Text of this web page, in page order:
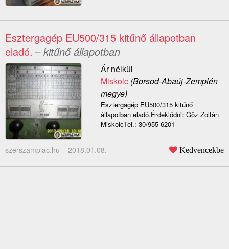
Esztergagép EU500/315 kitűnő állapotban
eladó. – kitűnő állapotban
Ár nélkül
Miskolc(Borsod-Abaúj-Zemplén
megye)
Esztergagép EU500/315 kitűnő
állapotban eladó.Érdeklődni: Gőz Zoltán
MiskolcTel.: 30/955-6201
szerszampiac.hu – 2018.01.08. Kedvencekbe